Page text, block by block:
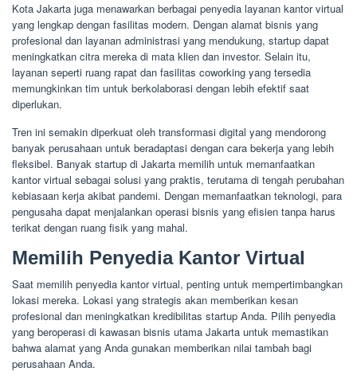
Kota Jakarta juga menawarkan berbagai penyedia layanan kantor virtual
yang lengkap dengan fasilitas modern. Dengan alamat bisnis yang
profesional dan layanan administrasi yang mendukung, startup dapat
meningkatkan citra mereka di mata klien dan investor. Selain itu,
layanan seperti ruang rapat dan fasilitas coworking yang tersedia
memungkinkan tim untuk berkolaborasi dengan lebih efektif saat
diperlukan.
Tren ini semakin diperkuat oleh transformasi digital yang mendorong
banyak perusahaan untuk beradaptasi dengan cara bekerja yang lebih
fleksibel. Banyak startup di Jakarta memilih untuk memanfaatkan
kantor virtual sebagai solusi yang praktis, terutama di tengah perubahan
kebiasaan kerja akibat pandemi. Dengan memanfaatkan teknologi, para
pengusaha dapat menjalankan operasi bisnis yang efisien tanpa harus
terikat dengan ruang fisik yang mahal.
Memilih Penyedia Kantor Virtual
Saat memilih penyedia kantor virtual, penting untuk mempertimbangkan
lokasi mereka. Lokasi yang strategis akan memberikan kesan
profesional dan meningkatkan kredibilitas startup Anda. Pilih penyedia
yang beroperasi di kawasan bisnis utama Jakarta untuk memastikan
bahwa alamat yang Anda gunakan memberikan nilai tambah bagi
perusahaan Anda.